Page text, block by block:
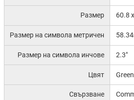
Размер 60.8
Размер на символа метричен
Размер на символа инчове 2.3"
Цвят Green
Свързване